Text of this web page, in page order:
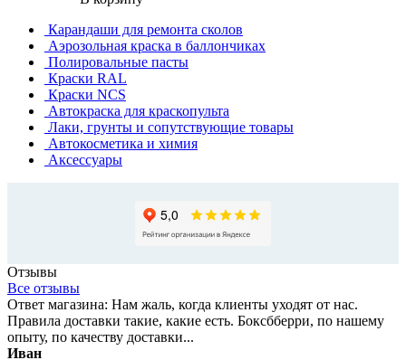
Карандаши для ремонта сколов
Аэрозольная краска в баллончиках
Полировальные пасты
Краски RAL
Краски NCS
Автокраска для краскопульта
Лаки, грунты и сопутствующие товары
Автокосметика и химия
Аксессуары
Отзывы
Все отзывы
Ответ магазина: Нам жаль, когда клиенты уходят от нас.
Правила доставки такие, какие есть. Боксбберри, по нашему
опыту, по качеству доставки...
Иван